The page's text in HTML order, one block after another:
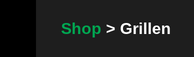
Shop > Grillen